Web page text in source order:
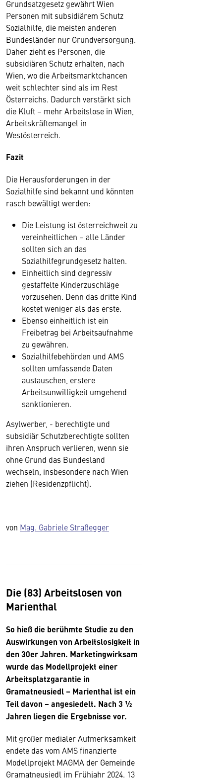
Grundsatzgesetz gewährt Wien
Personen mit subsidiärem Schutz
Sozialhilfe, die meisten anderen
Bundesländer nur Grundversorgung.
Daher zieht es Personen, die
subsidiären Schutz erhalten, nach
Wien, wo die Arbeitsmarktchancen
weit schlechter sind als im Rest
Österreichs. Dadurch verstärkt sich
die Kluft – mehr Arbeitslose in Wien,
Arbeitskräftemangel in
Westösterreich.
Fazit
Die Herausforderungen in der
Sozialhilfe sind bekannt und könnten
rasch bewältigt werden:
Die Leistung ist österreichweit zu
vereinheitlichen – alle Länder
sollten sich an das
Sozialhilfegrundgesetz halten.
Einheitlich sind degressiv
gestaffelte Kinderzuschläge
vorzusehen. Denn das dritte Kind
kostet weniger als das erste.
Ebenso einheitlich ist ein
Freibetrag bei Arbeitsaufnahme
zu gewähren.
Sozialhilfebehörden und AMS
sollten umfassende Daten
austauschen, erstere
Arbeitsunwilligkeit umgehend
sanktionieren.
Asylwerber, - berechtigte und
subsidiär Schutzberechtigte sollten
ihren Anspruch verlieren, wenn sie
ohne Grund das Bundesland
wechseln, insbesondere nach Wien
ziehen (Residenzpflicht).
von Mag. Gabriele Straßegger
Die (83) Arbeitslosen von
Marienthal
So hieß die berühmte Studie zu den
Auswirkungen von Arbeitslosigkeit in
den 30er Jahren. Marketingwirksam
wurde das Modellprojekt einer
Arbeitsplatzgarantie in
Gramatneusiedl – Marienthal ist ein
Teil davon – angesiedelt. Nach 3 ½
Jahren liegen die Ergebnisse vor.
Mit großer medialer Aufmerksamkeit
endete das vom AMS finanzierte
Modellprojekt MAGMA der Gemeinde
Gramatneusiedl im Frühjahr 2024. 13